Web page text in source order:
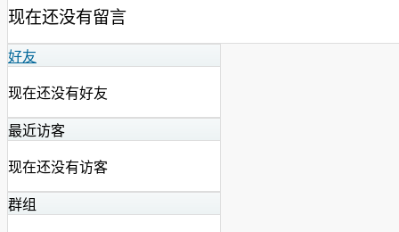
现在还没有留言
好友
现在还没有好友
最近访客
现在还没有访客
群组